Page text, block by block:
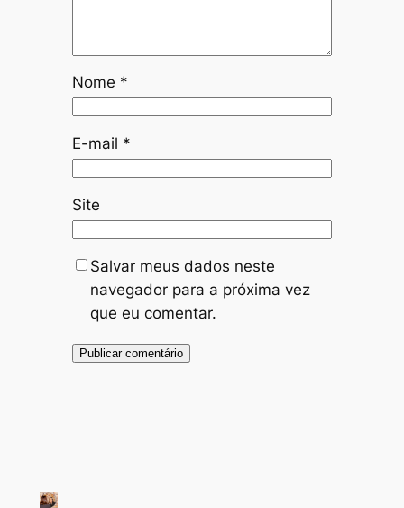
Nome *
E-mail *
Site
Salvar meus dados neste
navegador para a próxima vez
que eu comentar.